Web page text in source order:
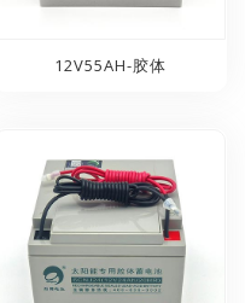
12V55AH-胶体